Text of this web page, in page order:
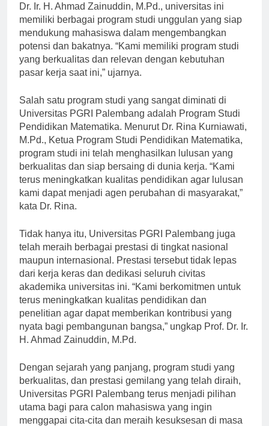
Dr. Ir. H. Ahmad Zainuddin, M.Pd., universitas ini
memiliki berbagai program studi unggulan yang siap
mendukung mahasiswa dalam mengembangkan
potensi dan bakatnya. “Kami memiliki program studi
yang berkualitas dan relevan dengan kebutuhan
pasar kerja saat ini,” ujarnya.
Salah satu program studi yang sangat diminati di
Universitas PGRI Palembang adalah Program Studi
Pendidikan Matematika. Menurut Dr. Rina Kurniawati,
M.Pd., Ketua Program Studi Pendidikan Matematika,
program studi ini telah menghasilkan lulusan yang
berkualitas dan siap bersaing di dunia kerja. “Kami
terus meningkatkan kualitas pendidikan agar lulusan
kami dapat menjadi agen perubahan di masyarakat,”
kata Dr. Rina.
Tidak hanya itu, Universitas PGRI Palembang juga
telah meraih berbagai prestasi di tingkat nasional
maupun internasional. Prestasi tersebut tidak lepas
dari kerja keras dan dedikasi seluruh civitas
akademika universitas ini. “Kami berkomitmen untuk
terus meningkatkan kualitas pendidikan dan
penelitian agar dapat memberikan kontribusi yang
nyata bagi pembangunan bangsa,” ungkap Prof. Dr. Ir.
H. Ahmad Zainuddin, M.Pd.
Dengan sejarah yang panjang, program studi yang
berkualitas, dan prestasi gemilang yang telah diraih,
Universitas PGRI Palembang terus menjadi pilihan
utama bagi para calon mahasiswa yang ingin
menggapai cita-cita dan meraih kesuksesan di masa